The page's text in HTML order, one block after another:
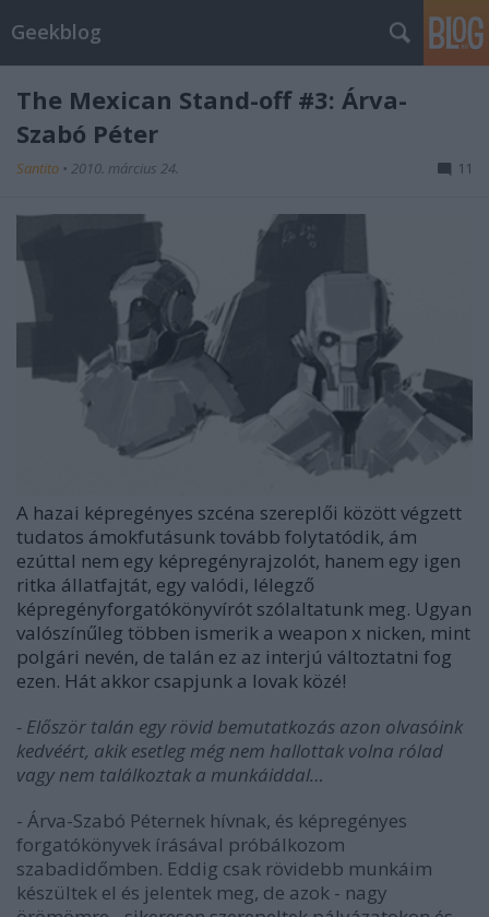
Geekblog
The Mexican Stand-off #3: Árva-
Szabó Péter
Santito • 2010. március 24. 11
A hazai képregényes szcéna szereplői között végzett
tudatos ámokfutásunk tovább folytatódik, ám
ezúttal nem egy képregényrajzolót, hanem egy igen
ritka állatfajtát, egy valódi, lélegző
képregényforgatókönyvírót szólaltatunk meg. Ugyan
valószínűleg többen ismerik a weapon x nicken, mint
polgári nevén, de talán ez az interjú változtatni fog
ezen. Hát akkor csapjunk a lovak közé!
- Először talán egy rövid bemutatkozás azon olvasóink
kedvéért, akik esetleg még nem hallottak volna rólad
vagy nem találkoztak a munkáiddal…
- Árva-Szabó Péternek hívnak, és képregényes
forgatókönyvek írásával próbálkozom
szabadidőmben. Eddig csak rövidebb munkáim
készültek el és jelentek meg, de azok - nagy